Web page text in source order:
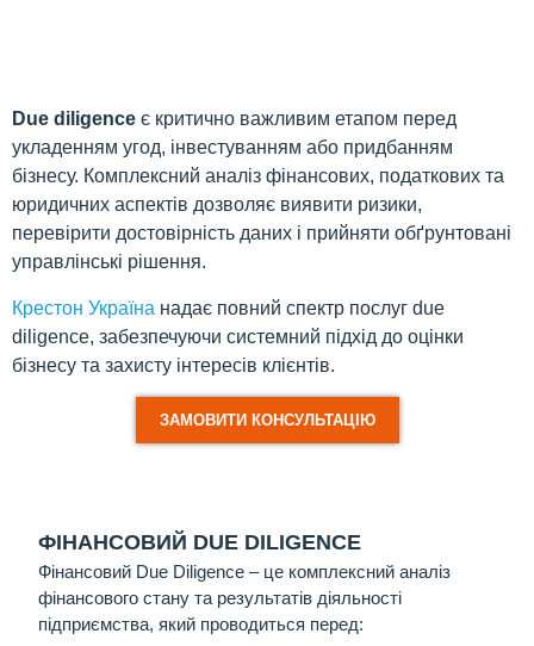
Due diligence є критично важливим етапом перед
укладенням угод, інвестуванням або придбанням
бізнесу. Комплексний аналіз фінансових, податкових та
юридичних аспектів дозволяє виявити ризики,
перевірити достовірність даних і прийняти обґрунтовані
управлінські рішення.
Крестон Україна надає повний спектр послуг due
diligence, забезпечуючи системний підхід до оцінки
бізнесу та захисту інтересів клієнтів.
ЗАМОВИТИ КОНСУЛЬТАЦІЮ
ФІНАНСОВИЙ DUE DILIGENCE
Фінансовий Due Diligence – це комплексний аналіз
фінансового стану та результатів діяльності
підприємства, який проводиться перед: